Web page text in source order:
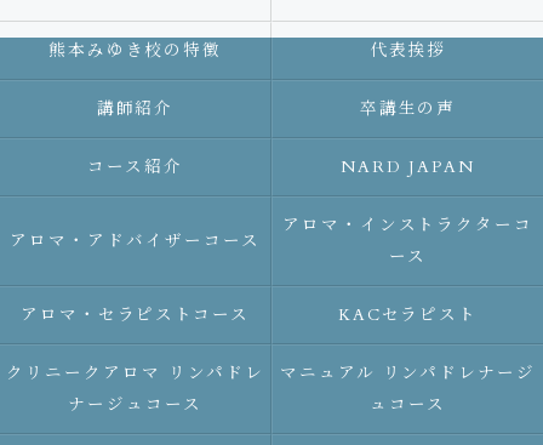
熊本みゆき校の特徴 代表挨拶
講師紹介 卒講生の声
コース紹介 NARD JAPAN
アロマ・アドバイザーコース
アロマ・インストラクターコ
ース
アロマ・セラピストコース KACセラピスト
クリニークアロマ リンパドレ
ナージュコース
マニュアル リンパドレナージ
ュコース